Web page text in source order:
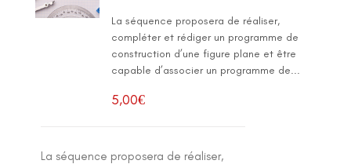
La séquence proposera de réaliser,
compléter et rédiger un programme de
construction d’une figure plane et être
capable d’associer un programme de...
5,00€
La séquence proposera de réaliser,